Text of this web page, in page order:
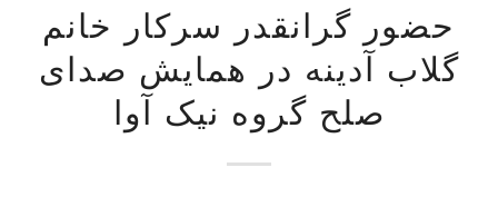
حضور گرانقدر سرکار خانم
گلاب آدینه در همایش صدای
صلح گروه نیک آوا